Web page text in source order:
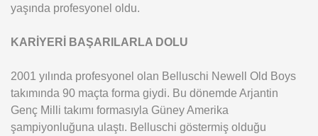
yaşında profesyonel oldu.
KARİYERİ BAŞARILARLA DOLU
2001 yılında profesyonel olan Belluschi Newell Old Boys
takımında 90 maçta forma giydi. Bu dönemde Arjantin
Genç Milli takımı formasıyla Güney Amerika
şampiyonluğuna ulaştı. Belluschi göstermiş olduğu